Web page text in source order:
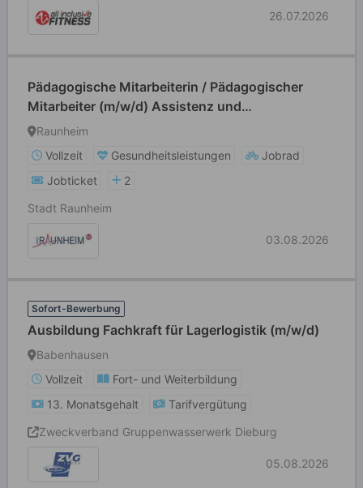
26.07.2026
Pädagogische Mitarbeiterin / Pädagogischer
Mitarbeiter (m/w/d) Assistenz und
unterstützende Fachkoordination im Bereich
Bildungsförderung
Raunheim
Vollzeit
Gesundheitsleistungen
Jobrad
Jobticket
2
Stadt Raunheim
03.08.2026
Sofort-Bewerbung
Ausbildung Fachkraft für Lagerlogistik (m/w/d)
Babenhausen
Vollzeit
Fort- und Weiterbildung
13. Monatsgehalt
Tarifvergütung
Zweckverband Gruppenwasserwerk Dieburg
05.08.2026